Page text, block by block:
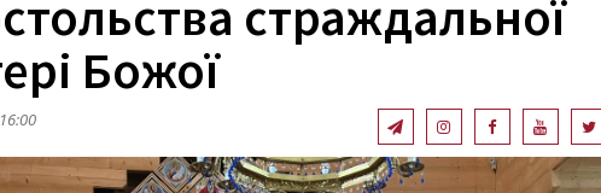
страждальної
Божої